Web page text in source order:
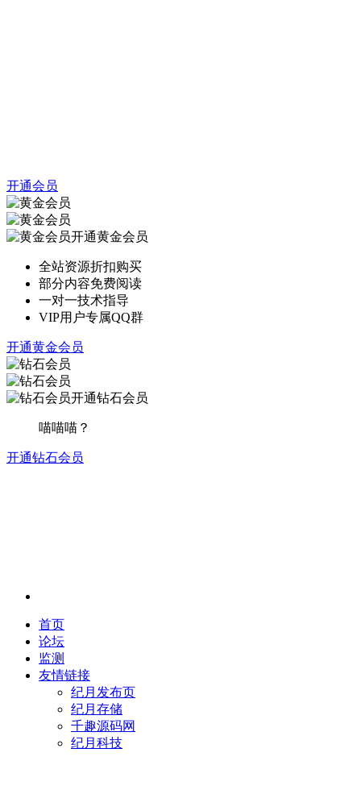
开通会员
开通黄金会员
全站资源折扣购买
部分内容免费阅读
一对一技术指导
VIP用户专属QQ群
开通黄金会员
开通钻石会员
喵喵喵？
开通钻石会员
首页
论坛
监测
友情链接
纪月发布页
纪月存储
千趣源码网
纪月科技